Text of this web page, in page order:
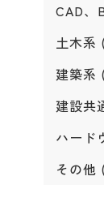
CAD、
土木系
建築系
建設共
ハード
その他